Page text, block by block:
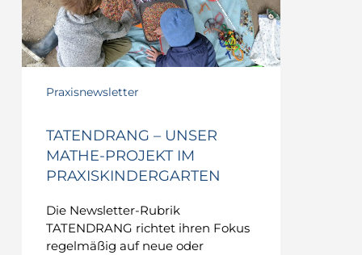
Praxiskindergarten
Praxisnewsletter
TATENDRANG – UNSER
MATHE-PROJEKT IM
PRAXISKINDERGARTEN
Die Newsletter-Rubrik
TATENDRANG richtet ihren Fokus
regelmäßig auf neue oder